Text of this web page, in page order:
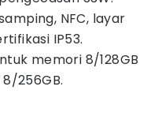
NFC, layar
IP53.
memori 8/128GB
256GB.